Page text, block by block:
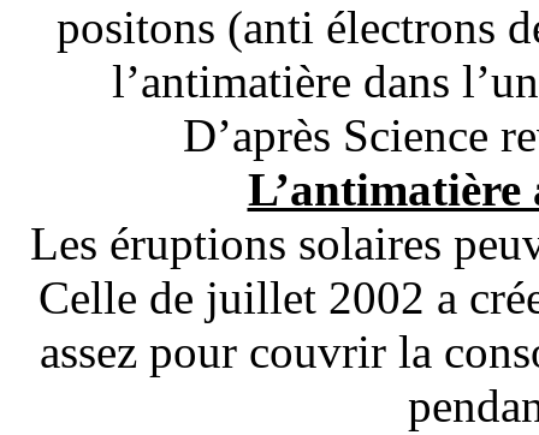
positons (anti électrons
l’antimatière dans
D’après Science
L’antimatière
Les éruptions solaires
Celle de juillet 2002 a
assez pour couvrir la